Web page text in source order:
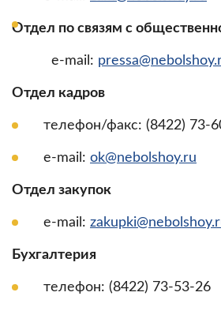
Отдел по связям с
e-mail:
Отдел кадров
телефон/факс: (8422) 73-
e-mail: ok@nebolshoy.ru
Отдел закупок
e-mail:
Бухгалтерия
телефон: (8422) 73-53-26